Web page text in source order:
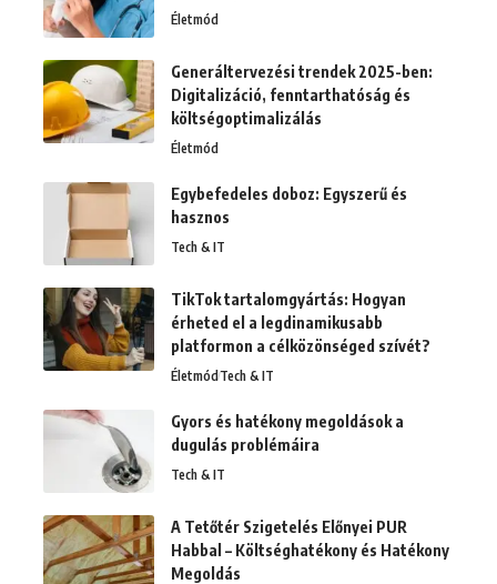
Életmód
Generáltervezési trendek 2025-ben:
Digitalizáció, fenntarthatóság és
költségoptimalizálás
Életmód
Egybefedeles doboz: Egyszerű és
hasznos
Tech & IT
TikTok tartalomgyártás: Hogyan
érheted el a legdinamikusabb
platformon a célközönséged szívét?
ÉletmódTech & IT
Gyors és hatékony megoldások a
dugulás problémáira
Tech & IT
A Tetőtér Szigetelés Előnyei PUR
Habbal – Költséghatékony és Hatékony
Megoldás